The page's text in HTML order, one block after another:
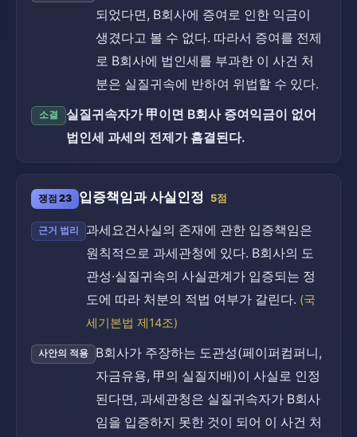
되었다면, B회사에 증여로 인한 익금이
생겼다고 볼 수 없다. 따라서 증여를 전제
로 B회사에 법인세를 부과한 이 사건 처
분은 실질귀속에 반하여 위법할 수 있다.
소결
실질귀속자가 甲이면 B회사 증여익금이 없어
법인세 과세의 전제가 흠결된다.
쟁점 23 입증책임과 사실인정 5점
근거 법리
과세요건사실의 존재에 관한 입증책임은
원칙적으로 과세관청에 있다. B회사의 도
관성·실질귀속의 사실관계가 입증되는 정
도에 따라 처분의 적법 여부가 갈린다. (국
세기본법 제14조)
사안의 적용
B회사가 주장하는 도관성(페이퍼컴퍼니,
자금유용, 甲의 실질지배)이 사실로 인정
된다면, 과세관청은 실질귀속자가 B회사
임을 입증하지 못한 것이 되어 이 사건 처